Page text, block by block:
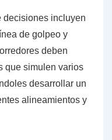
decisiones incluyen
de golpeo y
deben
que simulen varios
desarrollar un
alineamientos y